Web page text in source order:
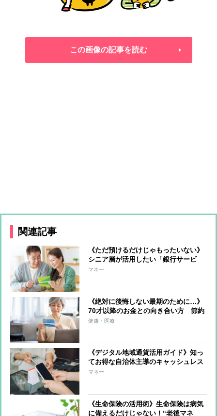
この画像の記事を読む
関連記事
《ただ預けるだけじゃもったいない》
シニア層が活用したい「銀行サービ
ス」 手数料無料、金利優遇、終活サ
マネー
《絶対に後悔しない最期のために…》
70才以降のお金との向き合い方 節約
に走るのではなく「自分で貯めたお金
健康・医療
《デジタル地域通貨活用ガイド》知っ
てお得な自治体主導のキャッシュレス
決済システムを徹底解説
マネー
《生命保険の活用術》生命保険は病気
に備えるだけじゃない！“老後マネ